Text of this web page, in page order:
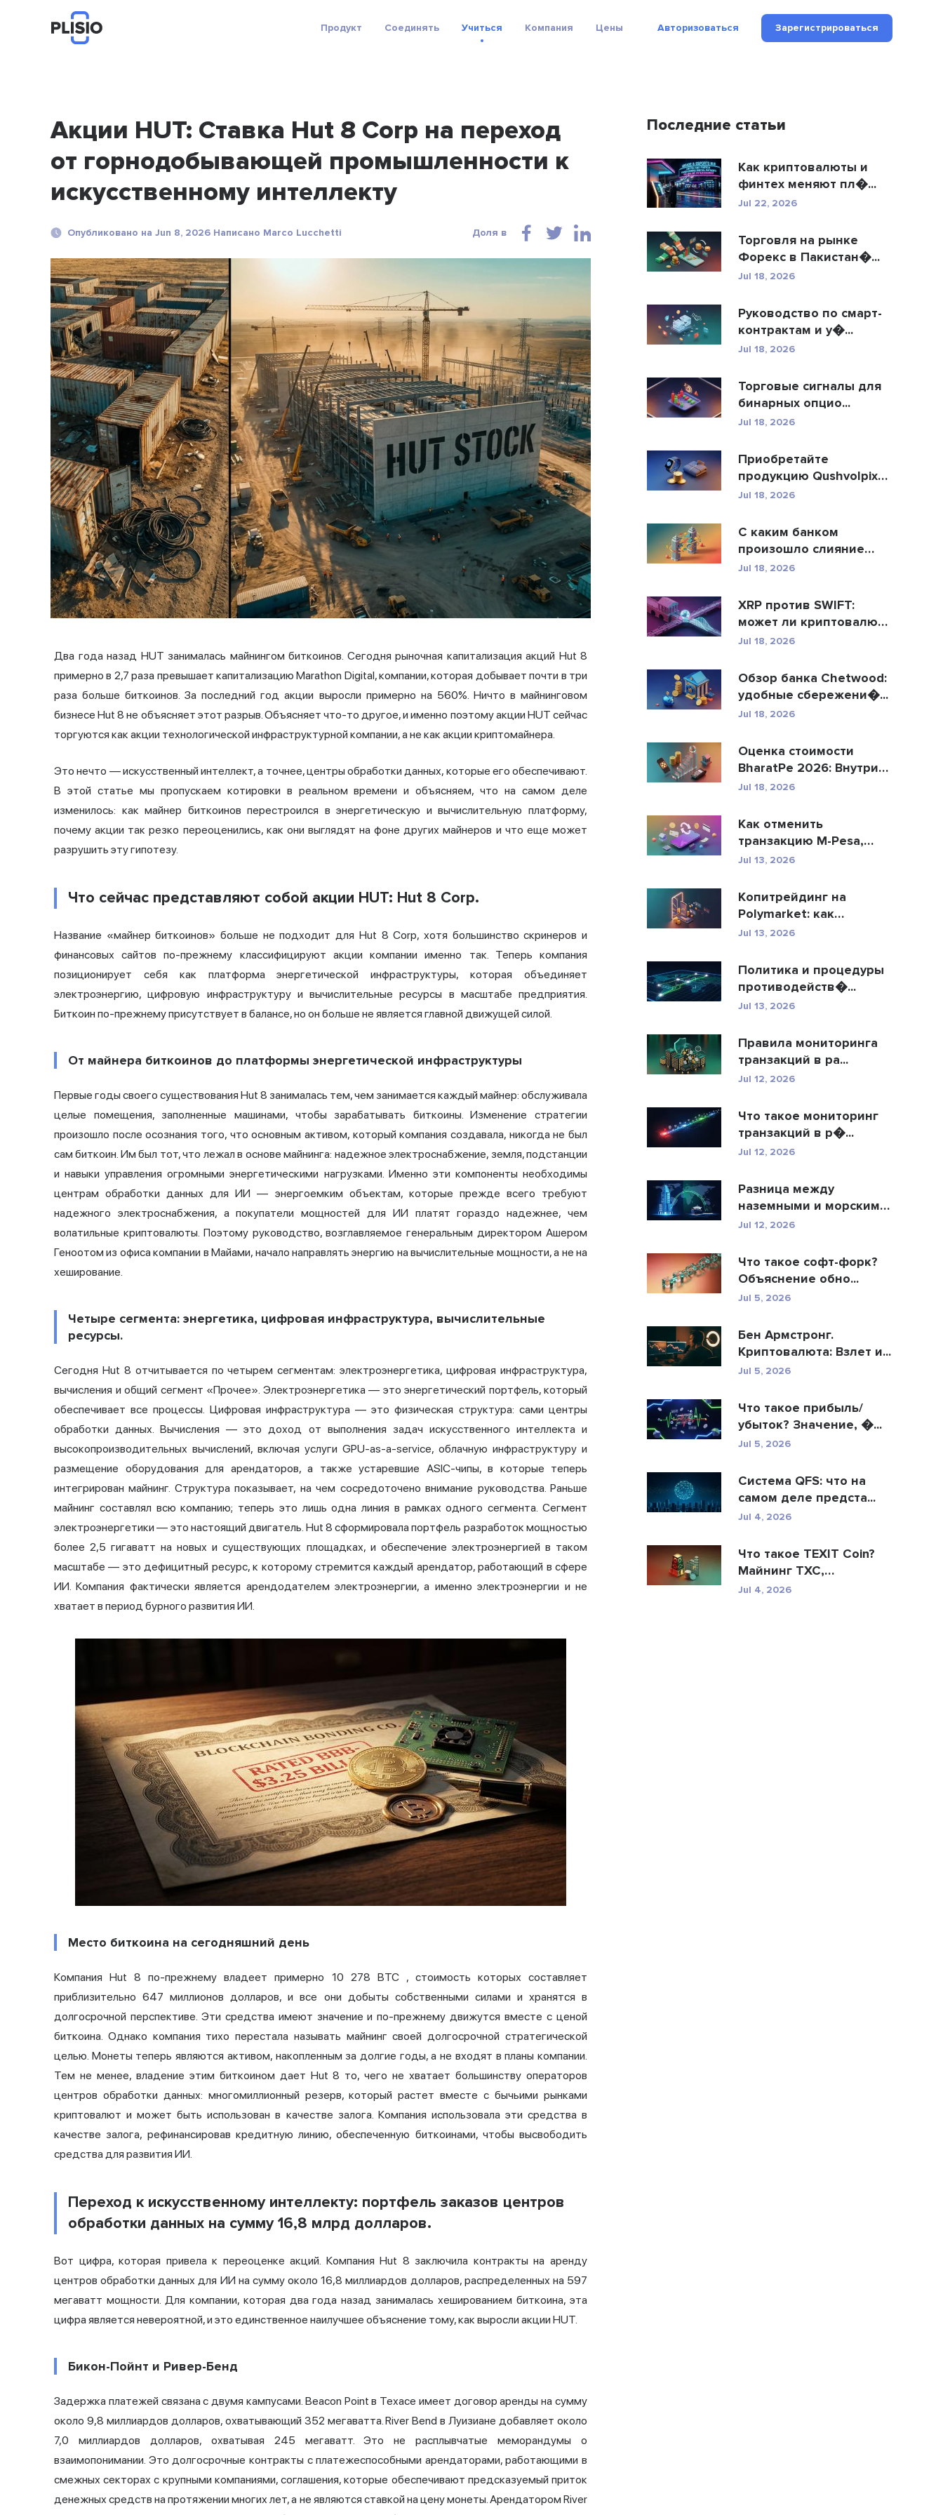
Продукт Соединять Учиться Компания Цены Авторизоваться Зарегистрироваться
Акции HUT: Ставка Hut 8 Corp на переход
от горнодобывающей промышленности к
искусственному интеллекту
Опубликовано на Jun 8, 2026 Написано Marco Lucchetti Доля в
Два года назад HUT занималась майнингом биткоинов. Сегодня рыночная капитализация акций Hut 8
примерно в 2,7 раза превышает капитализацию Marathon Digital, компании, которая добывает почти в три
раза больше биткоинов. За последний год акции выросли примерно на 560%. Ничто в майнинговом
бизнесе Hut 8 не объясняет этот разрыв. Объясняет что-то другое, и именно поэтому акции HUT сейчас
торгуются как акции технологической инфраструктурной компании, а не как акции криптомайнера.
Это нечто — искусственный интеллект, а точнее, центры обработки данных, которые его обеспечивают.
В этой статье мы пропускаем котировки в реальном времени и объясняем, что на самом деле
изменилось: как майнер биткоинов перестроился в энергетическую и вычислительную платформу,
почему акции так резко переоценились, как они выглядят на фоне других майнеров и что еще может
разрушить эту гипотезу.
Что сейчас представляют собой акции HUT: Hut 8 Corp.
Название «майнер биткоинов» больше не подходит для Hut 8 Corp, хотя большинство скринеров и
финансовых сайтов по-прежнему классифицируют акции компании именно так. Теперь компания
позиционирует себя как платформа энергетической инфраструктуры, которая объединяет
электроэнергию, цифровую инфраструктуру и вычислительные ресурсы в масштабе предприятия.
Биткоин по-прежнему присутствует в балансе, но он больше не является главной движущей силой.
От майнера биткоинов до платформы энергетической инфраструктуры
Первые годы своего существования Hut 8 занималась тем, чем занимается каждый майнер: обслуживала
целые помещения, заполненные машинами, чтобы зарабатывать биткоины. Изменение стратегии
произошло после осознания того, что основным активом, который компания создавала, никогда не был
сам биткоин. Им был тот, что лежал в основе майнинга: надежное электроснабжение, земля, подстанции
и навыки управления огромными энергетическими нагрузками. Именно эти компоненты необходимы
центрам обработки данных для ИИ — энергоемким объектам, которые прежде всего требуют
надежного электроснабжения, а покупатели мощностей для ИИ платят гораздо надежнее, чем
волатильные криптовалюты. Поэтому руководство, возглавляемое генеральным директором Ашером
Геноотом из офиса компании в Майами, начало направлять энергию на вычислительные мощности, а не на
хеширование.
Четыре сегмента: энергетика, цифровая инфраструктура, вычислительные
ресурсы.
Сегодня Hut 8 отчитывается по четырем сегментам: электроэнергетика, цифровая инфраструктура,
вычисления и общий сегмент «Прочее». Электроэнергетика — это энергетический портфель, который
обеспечивает все процессы. Цифровая инфраструктура — это физическая структура: сами центры
обработки данных. Вычисления — это доход от выполнения задач искусственного интеллекта и
высокопроизводительных вычислений, включая услуги GPU-as-a-service, облачную инфраструктуру и
размещение оборудования для арендаторов, а также устаревшие ASIC-чипы, в которые теперь
интегрирован майнинг. Структура показывает, на чем сосредоточено внимание руководства. Раньше
майнинг составлял всю компанию; теперь это лишь одна линия в рамках одного сегмента. Сегмент
электроэнергетики — это настоящий двигатель. Hut 8 сформировала портфель разработок мощностью
более 2,5 гигаватт на новых и существующих площадках, и обеспечение электроэнергией в таком
масштабе — это дефицитный ресурс, к которому стремится каждый арендатор, работающий в сфере
ИИ. Компания фактически является арендодателем электроэнергии, а именно электроэнергии и не
хватает в период бурного развития ИИ.
Место биткоина на сегодняшний день
Компания Hut 8 по-прежнему владеет примерно 10 278 BTC, стоимость которых составляет
приблизительно 647 миллионов долларов, и все они добыты собственными силами и хранятся в
долгосрочной перспективе. Эти средства имеют значение и по-прежнему движутся вместе с ценой
биткоина. Однако компания тихо перестала называть майнинг своей долгосрочной стратегической
целью. Монеты теперь являются активом, накопленным за долгие годы, а не входят в планы компании.
Тем не менее, владение этим биткоином дает Hut 8 то, чего не хватает большинству операторов
центров обработки данных: многомиллионный резерв, который растет вместе с бычьими рынками
криптовалют и может быть использован в качестве залога. Компания использовала эти средства в
качестве залога, рефинансировав кредитную линию, обеспеченную биткоинами, чтобы высвободить
средства для развития ИИ.
Переход к искусственному интеллекту: портфель заказов центров
обработки данных на сумму 16,8 млрд долларов.
Вот цифра, которая привела к переоценке акций. Компания Hut 8 заключила контракты на аренду
центров обработки данных для ИИ на сумму около 16,8 миллиардов долларов, распределенных на 597
мегаватт мощности. Для компании, которая два года назад занималась хешированием биткоина, эта
цифра является невероятной, и это единственное наилучшее объяснение тому, как выросли акции HUT.
Бикон-Пойнт и Ривер-Бенд
Задержка платежей связана с двумя кампусами. Beacon Point в Техасе имеет договор аренды на сумму
около 9,8 миллиардов долларов,охватывающий 352 мегаватта. River Bend в Луизиане добавляет около
7,0 миллиардов долларов, охватывая 245 мегаватт. Это не расплывчатые меморандумы о
взаимопонимании. Это долгосрочные контракты с платежеспособными арендаторами, работающими в
смежных секторах с крупными компаниями, соглашения, которые обеспечивают предсказуемый приток
денежных средств на протяжении многих лет, а не являются ставкой на цену монеты. Арендатором River
Последние статьи
Как криптовалюты и
финтех меняют пл�...
Jul 22, 2026
Торговля на рынке
Форекс в Пакистан�...
Jul 18, 2026
Руководство по смарт-
контрактам и у�...
Jul 18, 2026
Торговые сигналы для
бинарных опцио...
Jul 18, 2026
Приобретайте
продукцию Qushvolpix
за кри...
Jul 18, 2026
С каким банком
произошло слияние
Allah...
Jul 18, 2026
XRP против SWIFT:
может ли криптовалюта
R...
Jul 18, 2026
Обзор банка Chetwood:
удобные сбережени�...
Jul 18, 2026
Оценка стоимости
BharatPe 2026: Внутри
фин...
Jul 18, 2026
Как отменить
транзакцию M-Pesa,
отправ�...
Jul 13, 2026
Копитрейдинг на
Polymarket: как
безопасн�...
Jul 13, 2026
Политика и процедуры
противодейств�...
Jul 13, 2026
Правила мониторинга
транзакций в ра...
Jul 12, 2026
Что такое мониторинг
транзакций в р�...
Jul 12, 2026
Разница между
наземными и морскими
�...
Jul 12, 2026
Что такое софт-форк?
Объяснение обно...
Jul 5, 2026
Бен Армстронг.
Криптовалюта: Взлет и...
Jul 5, 2026
Что такое прибыль/
убыток? Значение, �...
Jul 5, 2026
Система QFS: что на
самом деле предста...
Jul 4, 2026
Что такое TEXIT Coin?
Майнинг TXC,
техничес...
Jul 4, 2026